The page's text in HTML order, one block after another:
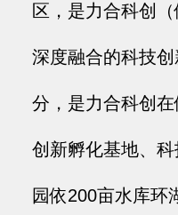
区，是力合科创
深度融合的科技
分，是力合科创
创新孵化基地、
园依200亩水库环